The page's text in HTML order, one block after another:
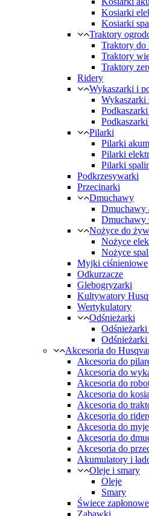
Kosiarki
Kosiarki
Traktory
Traktory do
Traktory
Traktory
Ridery
Wykaszarki i
Wykaszarki
Pilarki
Pilarki
Pilarki
Pilarki
Podkrzesywarki
Przecinarki
Dmuchawy
Dmuchawy
Dmuchawy
Nożyce do
Nożyce
Nożyce
Myjki ciśnieniowe
Odkurzacze
Glebogryzarki
Kultywatory
Wertykulatory
Odśnieżarki
Akcesoria do
Akcesoria do
Akcesoria do
Akcesoria do
Akcesoria do
Akcesoria do
Akcesoria do
Akcesoria do
Akcesoria do
Akcesoria do
Akumulatory i
Oleje i smary
Oleje
Smary
Świece zapłonowe
Zabawki